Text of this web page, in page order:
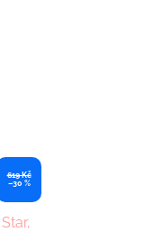
619 Kč
–30 %